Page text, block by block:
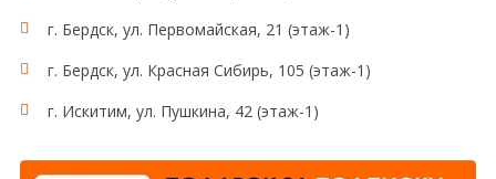
г. Бердск, ул. Первомайская, 21 (этаж-1)
г. Бердск, ул. Красная Сибирь, 105 (этаж-1)
г. Искитим, ул. Пушкина, 42 (этаж-1)